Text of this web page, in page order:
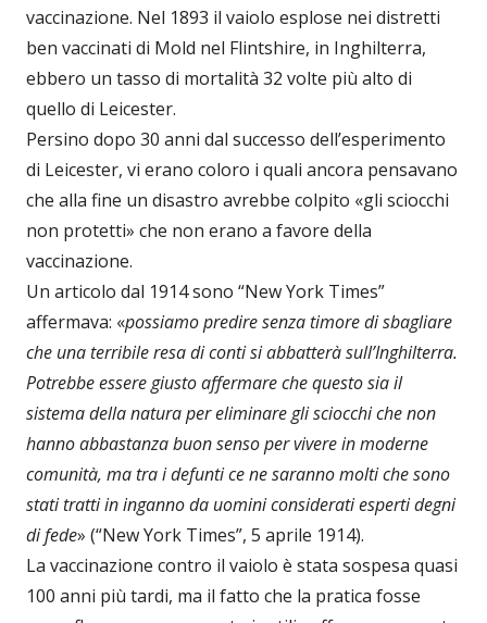
vaccinazione. Nel 1893 il vaiolo esplose nei distretti
ben vaccinati di Mold nel Flintshire, in Inghilterra,
ebbero un tasso di mortalità 32 volte più alto di
quello di Leicester.
Persino dopo 30 anni dal successo dell’esperimento
di Leicester, vi erano coloro i quali ancora pensavano
che alla fine un disastro avrebbe colpito «gli sciocchi
non protetti» che non erano a favore della
vaccinazione.
Un articolo dal 1914 sono “New York Times”
affermava: «possiamo predire senza timore di sbagliare
che una terribile resa di conti si abbatterà sull’Inghilterra.
Potrebbe essere giusto affermare che questo sia il
sistema della natura per eliminare gli sciocchi che non
hanno abbastanza buon senso per vivere in moderne
comunità, ma tra i defunti ce ne saranno molti che sono
stati tratti in inganno da uomini considerati esperti degni
di fede» (“New York Times”, 5 aprile 1914).
La vaccinazione contro il vaiolo è stata sospesa quasi
100 anni più tardi, ma il fatto che la pratica fosse